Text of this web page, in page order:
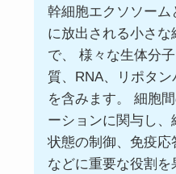
幹細胞エクソソーム
に放出される小さな
で、 様々な生体分
質、RNA、リポタン
を含みます。 細胞
ーションに関与し、
状態の制御、免疫応
などに重要な役割を